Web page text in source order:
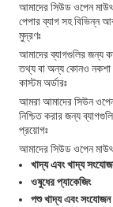
আমাদের সিউড ওপেন মাউথ
পেপার ব্যাগ সহ বিভিন্ন
মুদ্রণঃ
আমাদের ব্যাগগুলির জন্য
তথ্য বা অন্য কোনও নকশা
কাস্টম অর্ডারঃ
আমরা আমাদের সিউন ওপেন
নিশ্চিত করার জন্য
প্রয়োগঃ
আমাদের সিউড ওপেন মাউথ
খাদ্য এবং খাদ্য
ওষুধের প্যাকেজিং
পশু খাদ্য এবং সংযোজন